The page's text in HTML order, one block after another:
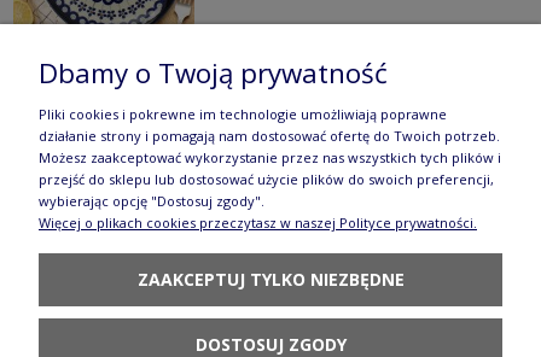
Talerz śniadaniowy ø 19,5 cm Bolesławiec
GU814DEK281Art
125,90 zł
POWIADOM O
DOSTĘPNOŚCI
Dbamy o Twoją prywatność
Pliki cookies i pokrewne im technologie umożliwiają poprawne
działanie strony i pomagają nam dostosować ofertę do Twoich potrzeb.
Możesz zaakceptować wykorzystanie przez nas wszystkich tych plików i
przejść do sklepu lub dostosować użycie plików do swoich preferencji,
wybierając opcję "Dostosuj zgody".
Więcej o plikach cookies przeczytasz w naszej Polityce prywatności.
ZAAKCEPTUJ TYLKO NIEZBĘDNE
DOSTOSUJ ZGODY